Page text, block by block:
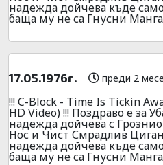
надежда дойчева къде
баща му не са Гнусни
17.05.1976г. преди 2
!!! C-Block - Time Is Tickin
HD Video) !!! Поздраво е за
надежда дойчева с
Нос и Чист Смрадлив
надежда дойчева къде
баща му не са Гнусни